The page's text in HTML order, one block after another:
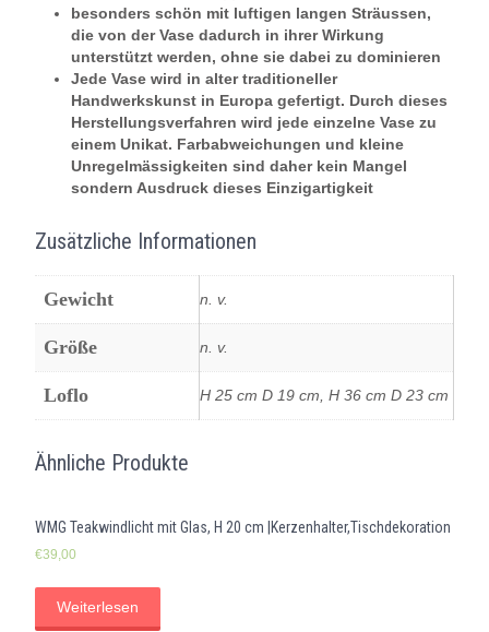
besonders schön mit luftigen langen Sträussen,
die von der Vase dadurch in ihrer Wirkung
unterstützt werden, ohne sie dabei zu dominieren
Jede Vase wird in alter traditioneller
Handwerkskunst in Europa gefertigt. Durch dieses
Herstellungsverfahren wird jede einzelne Vase zu
einem Unikat. Farbabweichungen und kleine
Unregelmässigkeiten sind daher kein Mangel
sondern Ausdruck dieses Einzigartigkeit
Zusätzliche Informationen
Gewicht n. v.
Größe n. v.
Loflo H 25 cm D 19 cm, H 36 cm D 23 cm
Ähnliche Produkte
WMG Teakwindlicht mit Glas, H 20 cm |Kerzenhalter,Tischdekoration
€39,00
Weiterlesen